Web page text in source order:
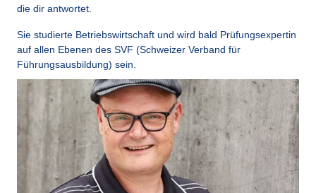
die dir antwortet.
Sie studierte Betriebswirtschaft und wird bald Prüfungsexpertin
auf allen Ebenen des SVF (Schweizer Verband für
Führungsausbildung) sein.